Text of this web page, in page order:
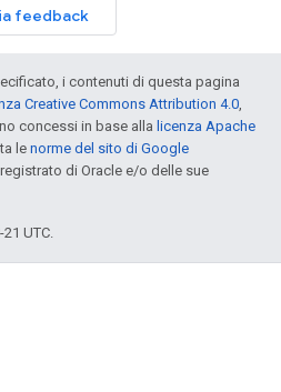
feedback
i contenuti di questa pagina
Creative Commons Attribution 4.0,
concessi in base alla licenza Apache
le norme del sito di Google
di Oracle e/o delle sue
UTC.